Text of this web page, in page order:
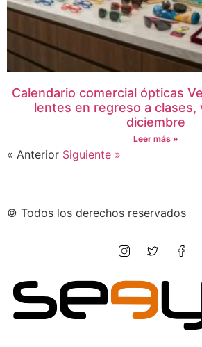
Calendario comercial ópticas
lentes en regreso a clases,
diciembre
Leer más »
« Anterior Siguiente »
© Todos los derechos reservados